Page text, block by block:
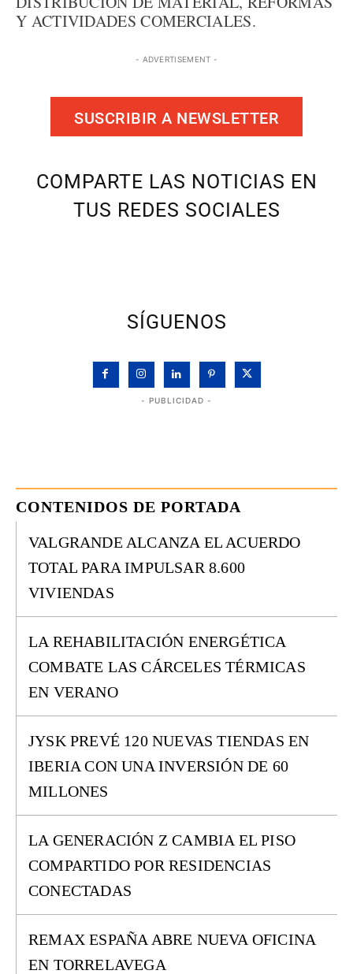
Y ACTIVIDADES COMERCIALES.
- ADVERTISEMENT -
SUSCRIBIR A NEWSLETTER
COMPARTE LAS NOTICIAS EN
TUS REDES SOCIALES
SÍGUENOS
- PUBLICIDAD -
CONTENIDOS DE PORTADA
VALGRANDE ALCANZA EL ACUERDO
TOTAL PARA IMPULSAR 8.600
VIVIENDAS
LA REHABILITACIÓN ENERGÉTICA
COMBATE LAS CÁRCELES TÉRMICAS
EN VERANO
JYSK PREVÉ 120 NUEVAS TIENDAS EN
IBERIA CON UNA INVERSIÓN DE 60
MILLONES
LA GENERACIÓN Z CAMBIA EL PISO
COMPARTIDO POR RESIDENCIAS
CONECTADAS
REMAX ESPAÑA ABRE NUEVA OFICINA
EN TORRELAVEGA